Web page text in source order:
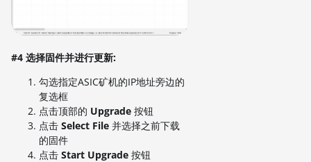
#4 选择固件并进行更新:
勾选指定ASIC矿机的IP地址旁边的
复选框
点击顶部的 Upgrade 按钮
点击 Select File 并选择之前下载
的固件
点击 Start Upgrade 按钮